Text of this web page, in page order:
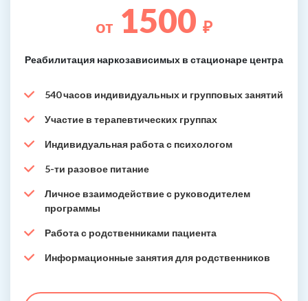
от 1500 ₽
Реабилитация наркозависимых в стационаре центра
540 часов индивидуальных и групповых занятий
Участие в терапевтических группах
Индивидуальная работа с психологом
5-ти разовое питание
Личное взаимодействие с руководителем
программы
Работа с родственниками пациента
Информационные занятия для родственников